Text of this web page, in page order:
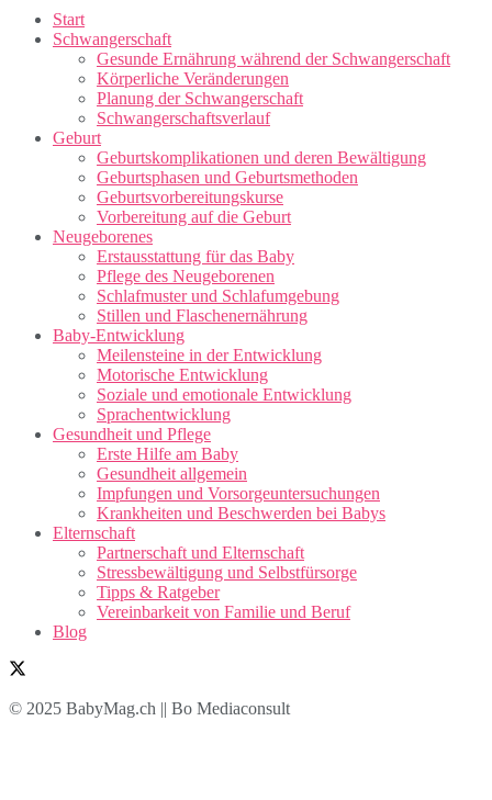
Start
Schwangerschaft
Gesunde Ernährung während der Schwangerschaft
Körperliche Veränderungen
Planung der Schwangerschaft
Schwangerschaftsverlauf
Geburt
Geburtskomplikationen und deren Bewältigung
Geburtsphasen und Geburtsmethoden
Geburtsvorbereitungskurse
Vorbereitung auf die Geburt
Neugeborenes
Erstausstattung für das Baby
Pflege des Neugeborenen
Schlafmuster und Schlafumgebung
Stillen und Flaschenernährung
Baby-Entwicklung
Meilensteine in der Entwicklung
Motorische Entwicklung
Soziale und emotionale Entwicklung
Sprachentwicklung
Gesundheit und Pflege
Erste Hilfe am Baby
Gesundheit allgemein
Impfungen und Vorsorgeuntersuchungen
Krankheiten und Beschwerden bei Babys
Elternschaft
Partnerschaft und Elternschaft
Stressbewältigung und Selbstfürsorge
Tipps & Ratgeber
Vereinbarkeit von Familie und Beruf
Blog
© 2025 BabyMag.ch || Bo Mediaconsult